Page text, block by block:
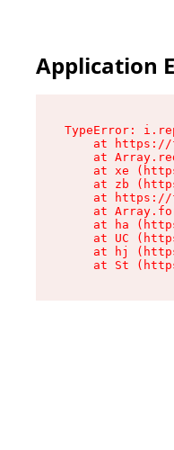
Application
TypeError:
at
at
at xe
at zb
at
at
at ha
at UC
at hj
at St